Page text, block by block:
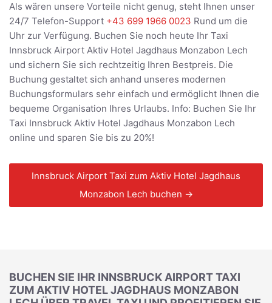
Als wären unsere Vorteile nicht genug, steht Ihnen unser
24/7 Telefon-Support +43 699 1966 0023 Rund um die
Uhr zur Verfügung. Buchen Sie noch heute Ihr Taxi
Innsbruck Airport Aktiv Hotel Jagdhaus Monzabon Lech
und sichern Sie sich rechtzeitig Ihren Bestpreis. Die
Buchung gestaltet sich anhand unseres modernen
Buchungsformulars sehr einfach und ermöglicht Ihnen die
bequeme Organisation Ihres Urlaubs. Info: Buchen Sie Ihr
Taxi Innsbruck Aktiv Hotel Jagdhaus Monzabon Lech
online und sparen Sie bis zu 20%!
Innsbruck Airport Taxi zum Aktiv Hotel Jagdhaus
Monzabon Lech buchen →
BUCHEN SIE IHR INNSBRUCK AIRPORT TAXI
ZUM AKTIV HOTEL JAGDHAUS MONZABON